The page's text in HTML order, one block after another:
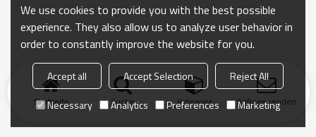
Startseite Suche Kategorie Anfrage senden
We use cookies to provide you with the best possible
experience. They also allow us to analyze user behavior in
order to constantly improve the website for you.
Accept all Accept Selection
Reject All
Necessary
Analytics Preferences Marketing